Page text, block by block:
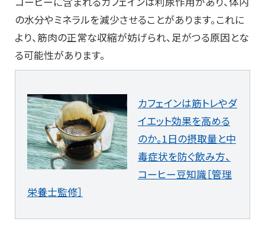
の水分やミネラルを減少させることがあります。これに
より、筋肉の正常な収縮が妨げられ、足がつる原因とな
る可能性があります。
カフェインは筋トレやダ
イエット効果を高める
のか。1日の摂取量と中
毒症状を防ぐ飲み方、
コーヒー豆知識［管理
栄養士監修］